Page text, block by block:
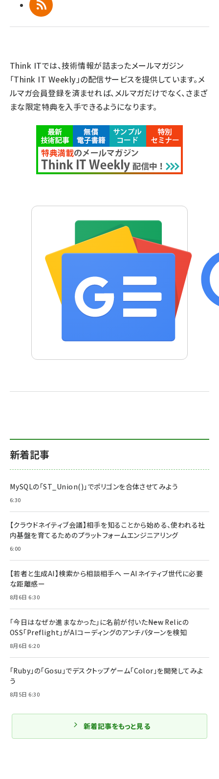
RSS
Think ITでは、技術情報が詰まったメールマガジン
「Think IT Weekly」の配信サービスを提供しています。メ
ルマガ会員登録を済ませれば、メルマガだけでなく、さまざ
まな限定特典を入手できるようになります。
新着記事
MySQLの「ST_Union()」でポリゴンを合体させてみよう
6:30
【クラウドネイティブ会議】相手を知ることから始める、使われる社
内基盤を育てるためのプラットフォームエンジニアリング
6:00
【若者と生成AI】検索から相談相手へ ーAIネイティブ世代に必要
な距離感ー
8月6日 6:30
「今日はなぜか進まなかった」に名前が付いた――New Relicの
OSS「Preflight」がAIコーディングのアンチパターンを検知
8月6日 6:20
「Ruby」の「Gosu」でデスクトップゲーム「Color」を開発してみよ
う
8月5日 6:30
新着記事をもっと見る